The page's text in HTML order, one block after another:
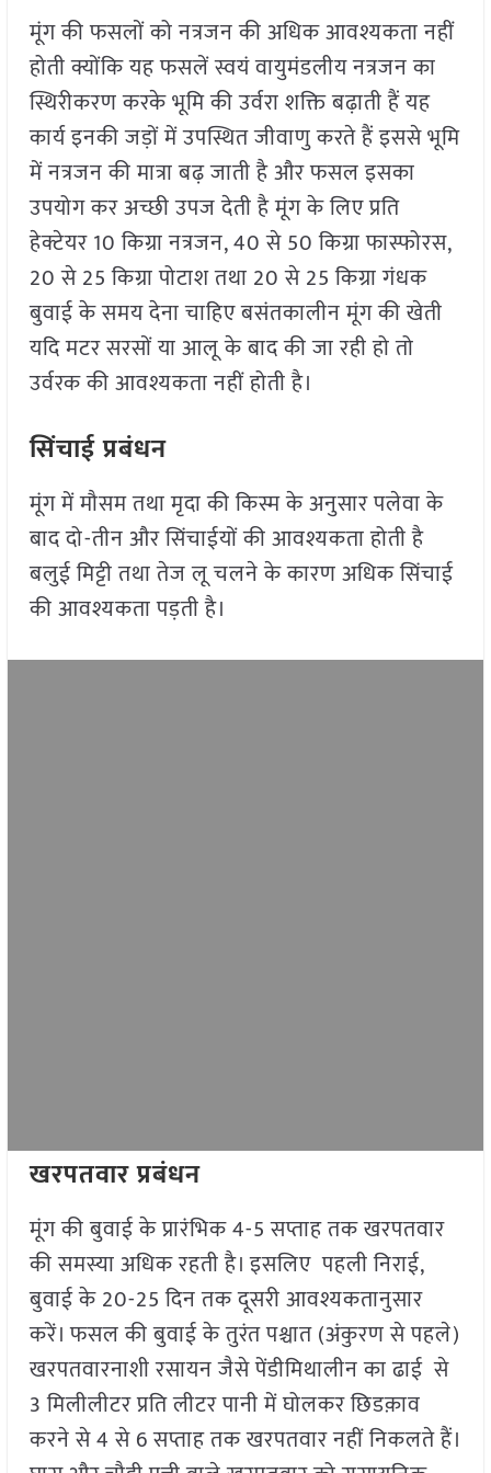
मूंग की फसलों को नत्रजन की अधिक आवश्यकता नहीं
होती क्योंकि यह फसलें स्वयं वायुमंडलीय नत्रजन का
स्थिरीकरण करके भूमि की उर्वरा शक्ति बढ़ाती हैं यह
कार्य इनकी जड़ों में उपस्थित जीवाणु करते हैं इससे भूमि
में नत्रजन की मात्रा बढ़ जाती है और फसल इसका
उपयोग कर अच्छी उपज देती है मूंग के लिए प्रति
हेक्टेयर 10 किग्रा नत्रजन, 40 से 50 किग्रा फास्फोरस,
20 से 25 किग्रा पोटाश तथा 20 से 25 किग्रा गंधक
बुवाई के समय देना चाहिए बसंतकालीन मूंग की खेती
यदि मटर सरसों या आलू के बाद की जा रही हो तो
उर्वरक की आवश्यकता नहीं होती है।
सिंचाई प्रबंधन
मूंग में मौसम तथा मृदा की किस्म के अनुसार पलेवा के
बाद दो-तीन और सिंचाईयों की आवश्यकता होती है
बलुई मिट्टी तथा तेज लू चलने के कारण अधिक सिंचाई
की आवश्यकता पड़ती है।
खरपतवार प्रबंधन
मूंग की बुवाई के प्रारंभिक 4-5 सप्ताह तक खरपतवार
की समस्या अधिक रहती है। इसलिए पहली निराई,
बुवाई के 20-25 दिन तक दूसरी आवश्यकतानुसार
करें। फसल की बुवाई के तुरंत पश्चात (अंकुरण से पहले)
खरपतवारनाशी रसायन जैसे पेंडीमिथालीन का ढाई से
3 मिलीलीटर प्रति लीटर पानी में घोलकर छिडक़ाव
करने से 4 से 6 सप्ताह तक खरपतवार नहीं निकलते हैं।